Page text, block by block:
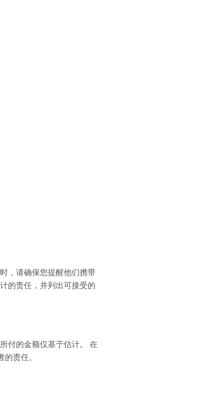
，请确保您提醒他们携带
的责任，并列出可接受的
付的金额仅基于估计。 在
责任。